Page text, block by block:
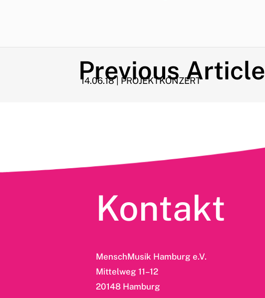
Previous Article
14.06.18 | PROJEKTKONZERT
Kontakt
MenschMusik Hamburg e.V.
Mittelweg 11–12
20148 Hamburg